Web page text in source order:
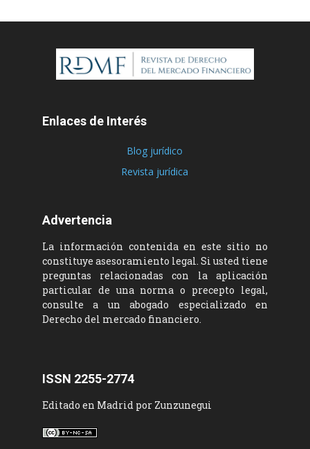
Enlaces de Interés
Blog jurídico
Revista jurídica
Advertencia
La información contenida en este sitio no
constituye asesoramiento legal. Si usted tiene
preguntas relacionadas con la aplicación
particular de una norma o precepto legal,
consulte a un abogado especializado en
Derecho del mercado financiero.
ISSN 2255-2774
Editado en Madrid por Zunzunegui